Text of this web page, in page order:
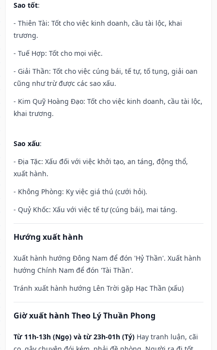
Sao tốt:
- Thiên Tài: Tốt cho việc kinh doanh, cầu tài lộc, khai
trương.
- Tuế Hợp: Tốt cho mọi việc.
- Giải Thần: Tốt cho việc cúng bái, tế tự, tố tụng, giải oan
cũng như trừ được các sao xấu.
- Kim Quỹ Hoàng Đạo: Tốt cho việc kinh doanh, cầu tài lộc,
khai trương.
Sao xấu:
- Địa Tặc: Xấu đối với việc khởi tạo, an táng, động thổ,
xuất hành.
- Không Phòng: Kỵ việc giá thú (cưới hỏi).
- Quỷ Khốc: Xấu với việc tế tự (cúng bái), mai táng.
Hướng xuất hành
Xuất hành hướng Đông Nam để đón 'Hỷ Thần'. Xuất hành
hướng Chính Nam để đón 'Tài Thần'.
Tránh xuất hành hướng Lên Trời gặp Hạc Thần (xấu)
Giờ xuất hành Theo Lý Thuần Phong
Từ 11h-13h (Ngọ) và từ 23h-01h (Tý) Hay tranh luận, cãi